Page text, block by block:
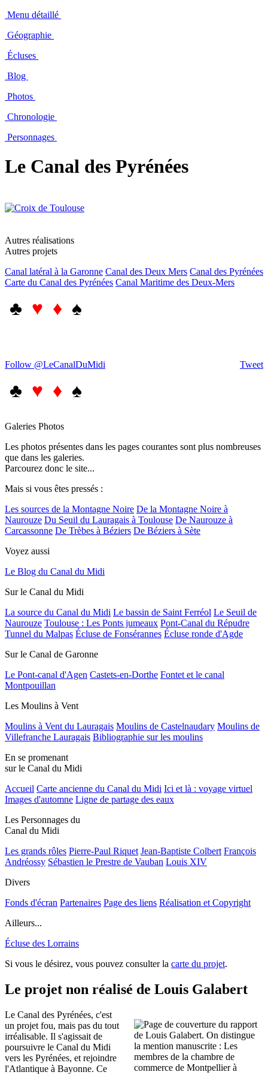
Menu détaillé
Géographie
Écluses
Blog
Photos
Chronologie
Personnages
Le Canal des Pyrénées
Autres réalisations
Autres projets
Canal latéral à la Garonne Canal des Deux Mers Canal des Pyrénées
Carte du Canal des Pyrénées Canal Maritime des Deux-Mers
♣ ♥ ♦ ♠
Tweet
Follow @LeCanalDuMidi
♣ ♥ ♦ ♠
Galeries Photos
Les photos présentes dans les pages courantes sont plus nombreuses
que dans les galeries.
Parcourez donc le site...
Mais si vous êtes pressés :
Les sources de la Montagne Noire De la Montagne Noire à
Naurouze Du Seuil du Lauragais à Toulouse De Naurouze à
Carcassonne De Trèbes à Béziers De Béziers à Sète
Voyez aussi
Le Blog du Canal du Midi
Sur le Canal du Midi
La source du Canal du Midi Le bassin de Saint Ferréol Le Seuil de
Naurouze Toulouse : Les Ponts jumeaux Pont-Canal du Répudre
Tunnel du Malpas Écluse de Fonsérannes Écluse ronde d'Agde
Sur le Canal de Garonne
Le Pont-canal d'Agen Castets-en-Dorthe Fontet et le canal
Montpouillan
Les Moulins à Vent
Moulins à Vent du Lauragais Moulins de Castelnaudary Moulins de
Villefranche Lauragais Bibliographie sur les moulins
En se promenant
sur le Canal du Midi
Accueil Carte ancienne du Canal du Midi Ici et là : voyage virtuel
Images d'automne Ligne de partage des eaux
Les Personnages du
Canal du Midi
Les grands rôles Pierre-Paul Riquet Jean-Baptiste Colbert François
Andréossy Sébastien le Prestre de Vauban Louis XIV
Divers
Fonds d'écran Partenaires Page des liens Réalisation et Copyright
Ailleurs...
Écluse des Lorrains
Si vous le désirez, vous pouvez consulter la carte du projet.
Le projet non réalisé de Louis Galabert
Le Canal des Pyrénées, c'est
un projet fou, mais pas du tout
irréalisable. Il s'agissait de
poursuivre le Canal du Midi
vers les Pyrénées, et rejoindre
l'Atlantique à Bayonne. Ce